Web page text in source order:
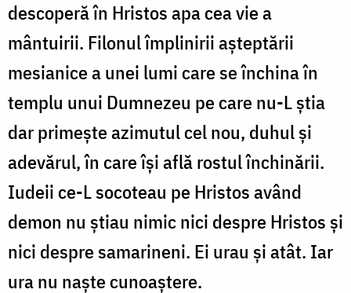
descoperă în Hristos apa cea vie a
mântuirii. Filonul împlinirii așteptării
mesianice a unei lumi care se închina în
templu unui Dumnezeu pe care nu-L știa
dar primește azimutul cel nou, duhul și
adevărul, în care își află rostul închinării.
Iudeii ce-L socoteau pe Hristos având
demon nu știau nimic nici despre Hristos și
nici despre samarineni. Ei urau și atât. Iar
ura nu naște cunoaștere.